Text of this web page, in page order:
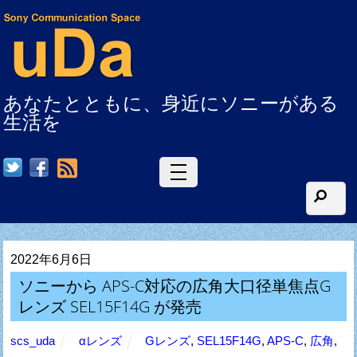
あなたとともに、身近にソニーがある
生活を
2022年6月6日
ソニーから APS-C対応の広角大口径単焦点G
レンズ SEL15F14G が発売
scs_uda αレンズ Gレンズ, SEL15F14G,APS-C, 広角,